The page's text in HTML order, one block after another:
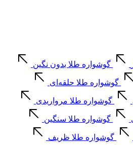
گوشواره طلا بدون نگین
گوشواره طلا حلقه‌ای
گوشواره طلا مرواریدی
گوشواره طلا سنگین
گوشواره طلا ظریف